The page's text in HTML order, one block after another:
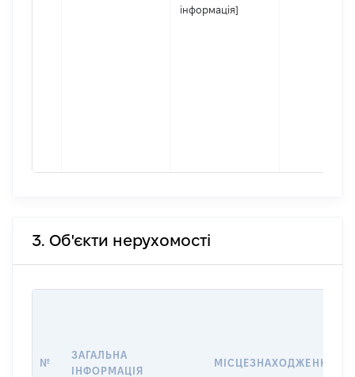
інформація]
3. Об'єкти нерухомості
№
ЗАГАЛЬНА
ІНФОРМАЦІЯ
МІСЦЕЗНАХОДЖЕННЯ